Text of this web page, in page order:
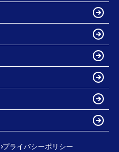
プライバシーポリシー